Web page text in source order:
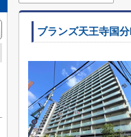
ブランズ天王寺国